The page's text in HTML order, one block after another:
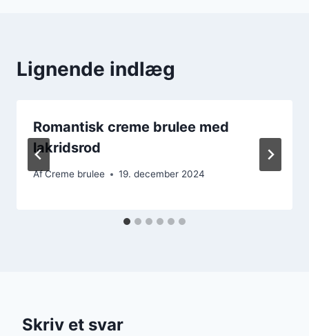
Lignende indlæg
Romantisk creme brulee med
lakridsrod
AfCreme brulee 19. december 2024
Skriv et svar